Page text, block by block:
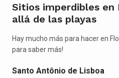
Sitios imperdibles en
allá de las playas
Hay mucho más para hacer en
para saber más!
Santo Antônio de Lisboa